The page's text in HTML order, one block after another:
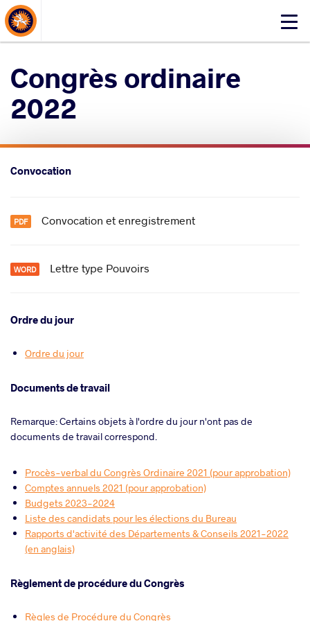
Click
About Events
Congrès ordinaire
2022
Convocation
Convocation et enregistrement
Lettre type Pouvoirs
Ordre du jour
Ordre du jour
Documents de travail
Remarque: Certains objets à l'ordre du jour n'ont pas de
documents de travail correspond.
Procès-verbal du Congrès Ordinaire 2021 (pour approbation)
Comptes annuels 2021 (pour approbation)
Budgets 2023-2024
Liste des candidats pour les élections du Bureau
Rapports d'activité des Départements & Conseils 2021-2022
(en anglais)
Règlement de procédure du Congrès
Règles de Procédure du Congrès